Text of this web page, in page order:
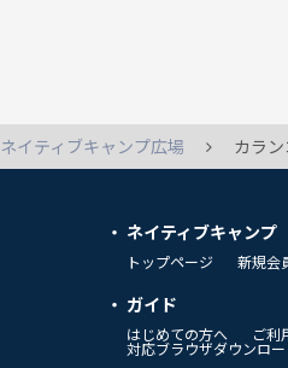
ネイティブキャンプ広場 カラ
ネイティブキャンプ
トップページ 新規会
ガイド
はじめての方へ ご利
対応ブラウザダウンロー